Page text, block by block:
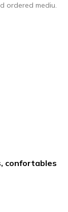
ordered mediu.
confortables